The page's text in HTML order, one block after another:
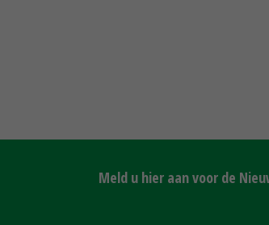
Meld u hier aan voor de